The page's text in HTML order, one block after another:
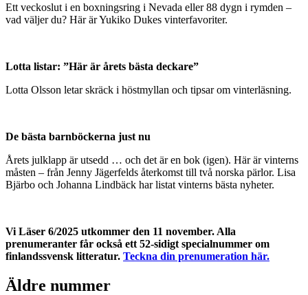
Ett veckoslut i en boxningsring i Nevada eller 88 dygn i rymden –
vad väljer du? Här är Yukiko Dukes vinterfavoriter.
Lotta listar: ”Här är årets bästa deckare”
Lotta Olsson letar skräck i höstmyllan och tipsar om vinterläsning.
De bästa barnböckerna just nu
Årets julklapp är utsedd … och det är en bok (igen). Här är vinterns
måsten – från Jenny Jägerfelds återkomst till två norska pärlor. Lisa
Bjärbo och Johanna Lindbäck har listat vinterns bästa nyheter.
Vi Läser 6/2025 utkommer den 11 november. Alla
prenumeranter får också ett 52-sidigt specialnummer om
finlandssvensk litteratur. Teckna din prenumeration här.
Äldre nummer